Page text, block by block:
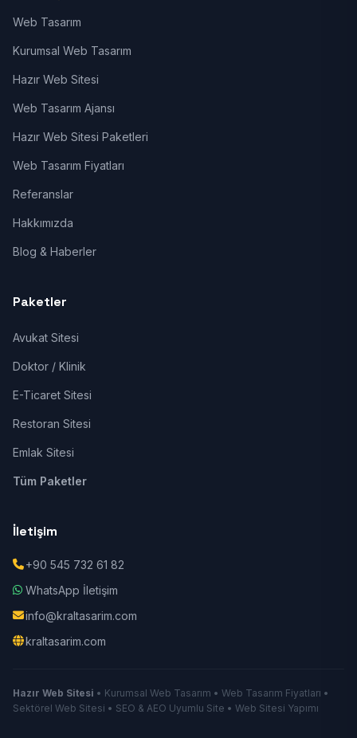
Web Tasarım
Kurumsal Web Tasarım
Hazır Web Sitesi
Web Tasarım Ajansı
Hazır Web Sitesi Paketleri
Web Tasarım Fiyatları
Referanslar
Hakkımızda
Blog & Haberler
Paketler
Avukat Sitesi
Doktor / Klinik
E-Ticaret Sitesi
Restoran Sitesi
Emlak Sitesi
Tüm Paketler
İletişim
+90 545 732 61 82
WhatsApp İletişim
info@kraltasarim.com
kraltasarim.com
Hazır Web Sitesi • Kurumsal Web Tasarım • Web Tasarım Fiyatları •
Sektörel Web Sitesi • SEO & AEO Uyumlu Site • Web Sitesi Yapımı